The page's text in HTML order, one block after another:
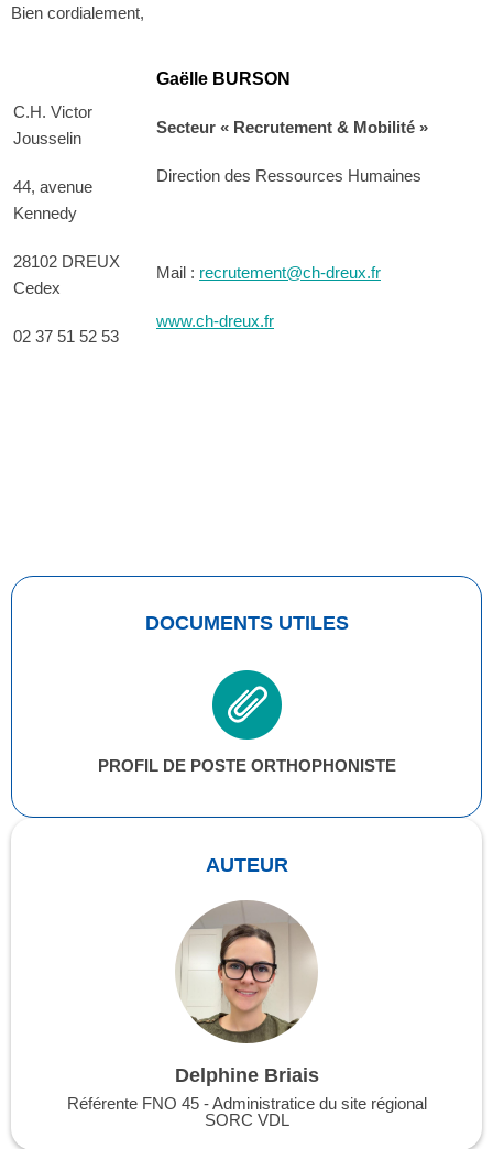
Bien cordialement,
C.H. Victor
Jousselin
44, avenue
Kennedy
28102 DREUX
Cedex
02 37 51 52 53
Gaëlle BURSON
Secteur « Recrutement & Mobilité »
Direction des Ressources Humaines
Mail : recrutement@ch-dreux.fr
www.ch-dreux.fr
DOCUMENTS UTILES
PROFIL DE POSTE ORTHOPHONISTE
AUTEUR
Delphine Briais
Référente FNO 45 - Administratice du site régional
SORC VDL